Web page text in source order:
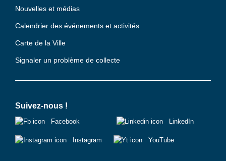
Nouvelles et médias
Calendrier des événements et activités
Carte de la Ville
Signaler un problème de collecte
Suivez-nous !
Facebook
Instagram
LinkedIn
YouTube